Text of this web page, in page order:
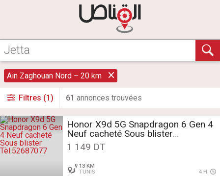
Ain Zaghouan Nord – 20 km
Filtres (1) 61 annonces trouvées
Honor X9d 5G Snapdragon 6 Gen 4
Neuf cacheté Sous blister
Tèl:52687077
1 149 DT
13 KM
TUNIS
4 H